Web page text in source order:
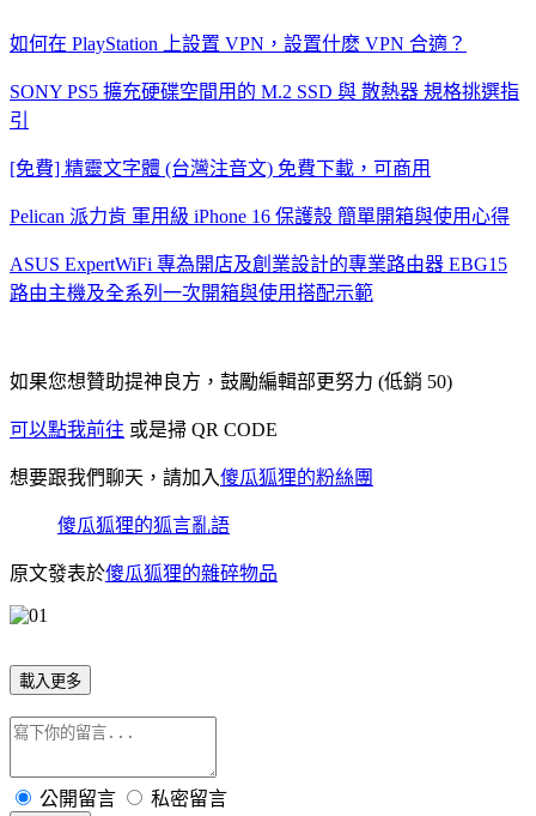
如何在 PlayStation 上設置 VPN，設置什麽 VPN 合適？
SONY PS5 擴充硬碟空間用的 M.2 SSD 與 散熱器 規格挑選指
引
[免費] 精靈文字體 (台灣注音文) 免費下載，可商用
Pelican 派力肯 軍用級 iPhone 16 保護殼 簡單開箱與使用心得
ASUS ExpertWiFi 專為開店及創業設計的專業路由器 EBG15
路由主機及全系列一次開箱與使用搭配示範
如果您想贊助提神良方，鼓勵編輯部更努力 (低銷 50)
可以點我前往 或是掃 QR CODE
想要跟我們聊天，請加入傻瓜狐狸的粉絲團
傻瓜狐狸的狐言亂語
原文發表於傻瓜狐狸的雜碎物品
載入更多
公開留言 私密留言